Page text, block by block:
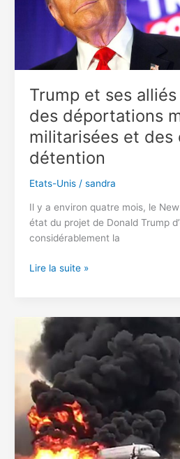
Trump et ses
des déportations
militarisées et des
détention
Etats-Unis/ sandra
Il y a environ quatre mois, le
état du projet de Donald Trump
considérablement la
Trump
prévoient
des
déportations
massives
militarisées
et
des
camps
de
Lire la suite »